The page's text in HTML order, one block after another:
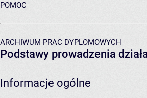
POMOC
ARCHIWUM PRAC DYPLOMOWYCH
Podstawy prowadzenia
Informacje ogólne